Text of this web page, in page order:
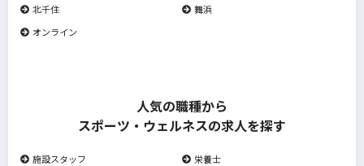
北千住
舞浜
オンライン
人気の職種から
スポーツ・ウェルネスの求人を探す
施設スタッフ
栄養士